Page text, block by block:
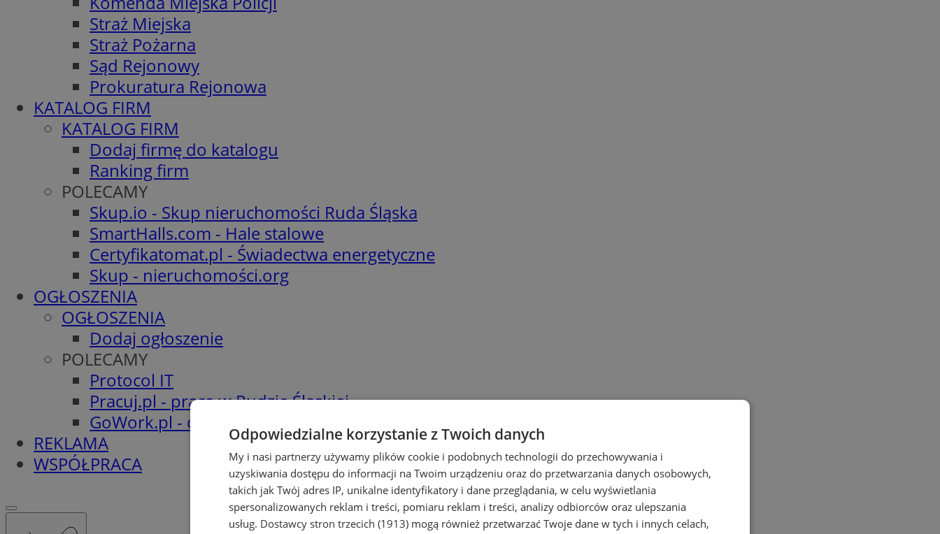
Straż Miejska
Straż Pożarna
Sąd Rejonowy
Prokuratura Rejonowa
KATALOG FIRM
KATALOG FIRM
Dodaj firmę do katalogu
Ranking firm
POLECAMY
Skup.io - Skup nieruchomości Ruda Śląska
SmartHalls.com - Hale stalowe
Certyfikatomat.pl - Świadectwa energetyczne
Skup - nieruchomości.org
OGŁOSZENIA
OGŁOSZENIA
Dodaj ogłoszenie
POLECAMY
Protocol IT
Pracuj.pl - praca w Rudzie Śląskiej
GoWork.pl - oferty pracy
REKLAMA
WSPÓŁPRACA
Odpowiedzialne korzystanie z Twoich danych
My i nasi partnerzy używamy plików cookie i podobnych technologii do przechowywania i
uzyskiwania dostępu do informacji na Twoim urządzeniu oraz do przetwarzania danych osobowych,
takich jak Twój adres IP, unikalne identyfikatory i dane przeglądania, w celu wyświetlania
spersonalizowanych reklam i treści, pomiaru reklam i treści, analizy odbiorców oraz ulepszania
usług. Dostawcy stron trzecich (1913) mogą również przetwarzać Twoje dane w tych i innych celach,